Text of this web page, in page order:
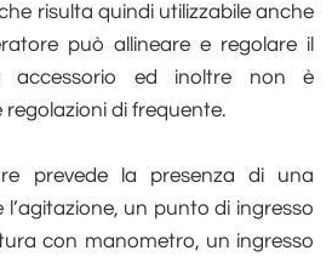
risulta quindi utilizzabile anche
può allineare e regolare il
accessorio ed inoltre non è
di frequente.
prevede la presenza di una
l’agitazione, un punto di ingresso
con manometro, un ingresso